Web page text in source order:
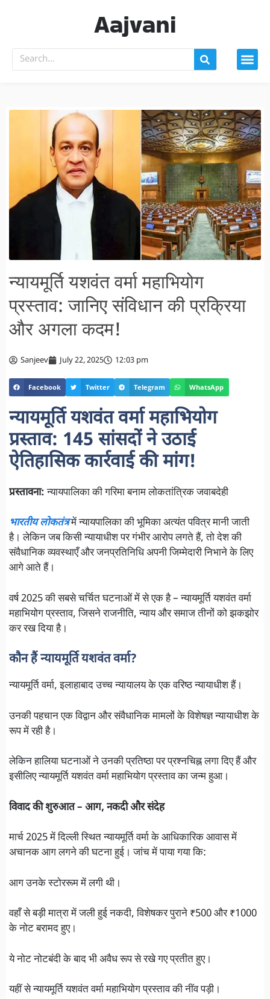
Aajvani
न्यायमूर्ति यशवंत वर्मा महाभियोग
प्रस्ताव: जानिए संविधान की प्रक्रिया
और अगला कदम!
Sanjeev July 22, 2025 12:03 pm
Facebook Twitter Telegram WhatsApp
न्यायमूर्ति यशवंत वर्मा महाभियोग
प्रस्ताव: 145 सांसदों ने उठाई
ऐतिहासिक कार्रवाई की मांग!
प्रस्तावना:न्यायपालिका की गरिमा बनाम लोकतांत्रिक जवाबदेही
भारतीय लोकतंत्रमें न्यायपालिका की भूमिका अत्यंत पवित्र मानी जाती
है। लेकिन जब किसी न्यायाधीश पर गंभीर आरोप लगते हैं, तो देश की
संवैधानिक व्यवस्थाएँ और जनप्रतिनिधि अपनी जिम्मेदारी निभाने के लिए
आगे आते हैं।
वर्ष 2025 की सबसे चर्चित घटनाओं में से एक है – न्यायमूर्ति यशवंत वर्मा
महाभियोग प्रस्ताव, जिसने राजनीति, न्याय और समाज तीनों को झकझोर
कर रख दिया है।
कौन हैं न्यायमूर्ति यशवंत वर्मा?
न्यायमूर्ति वर्मा, इलाहाबाद उच्च न्यायालय के एक वरिष्ठ न्यायाधीश हैं।
उनकी पहचान एक विद्वान और संवैधानिक मामलों के विशेषज्ञ न्यायाधीश के
रूप में रही है।
लेकिन हालिया घटनाओं ने उनकी प्रतिष्ठा पर प्रश्नचिह्न लगा दिए हैं और
इसीलिए न्यायमूर्ति यशवंत वर्मा महाभियोग प्रस्ताव का जन्म हुआ।
विवाद की शुरुआत – आग, नकदी और संदेह
मार्च 2025 में दिल्ली स्थित न्यायमूर्ति वर्मा के आधिकारिक आवास में
अचानक आग लगने की घटना हुई। जांच में पाया गया कि:
आग उनके स्टोररूम में लगी थी।
वहाँ से बड़ी मात्रा में जली हुई नकदी, विशेषकर पुराने ₹500 और ₹1000
के नोट बरामद हुए।
ये नोट नोटबंदी के बाद भी अवैध रूप से रखे गए प्रतीत हुए।
यहीं से न्यायमूर्ति यशवंत वर्मा महाभियोग प्रस्ताव की नींव पड़ी।